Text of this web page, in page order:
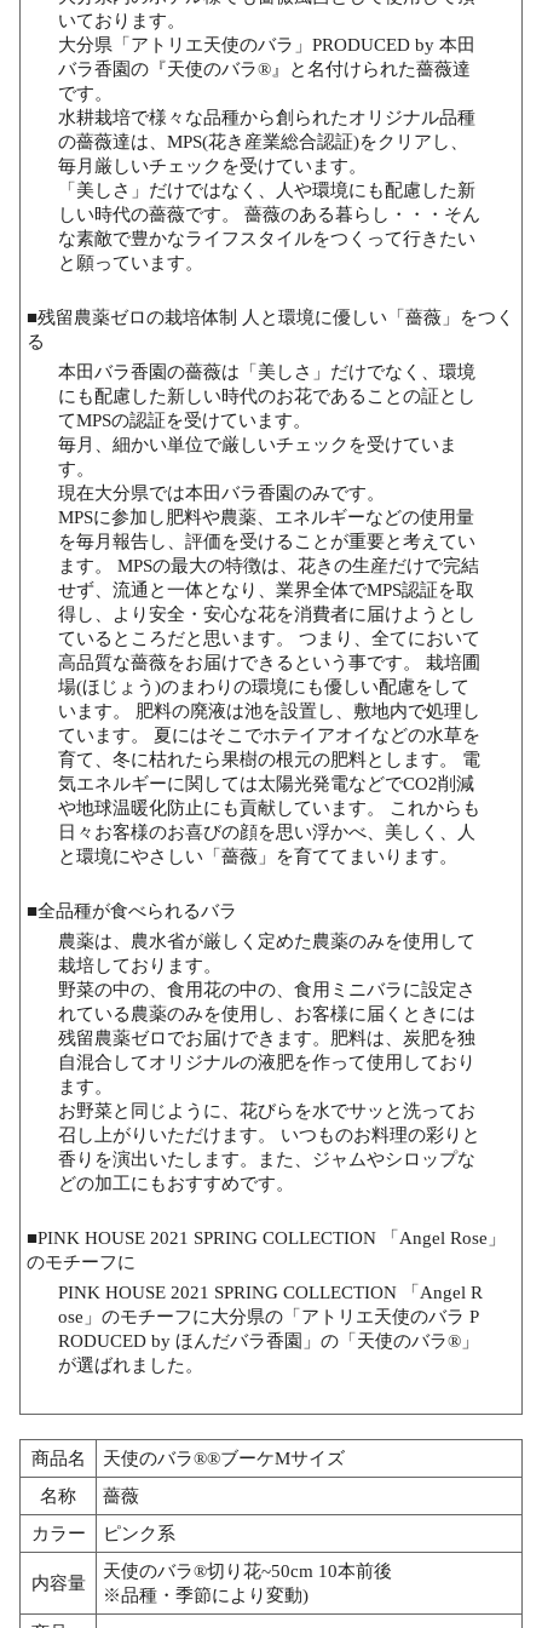
いております。
大分県「アトリエ天使のバラ」PRODUCED by 本田
バラ香園の『天使のバラ®』と名付けられた薔薇達
です。
水耕栽培で様々な品種から創られたオリジナル品種
の薔薇達は、MPS(花き産業総合認証)をクリアし、
毎月厳しいチェックを受けています。
「美しさ」だけではなく、人や環境にも配慮した新
しい時代の薔薇です。 薔薇のある暮らし・・・そん
な素敵で豊かなライフスタイルをつくって行きたい
と願っています。
■残留農薬ゼロの栽培体制 人と環境に優しい「薔薇」をつく
る
本田バラ香園の薔薇は「美しさ」だけでなく、環境
にも配慮した新しい時代のお花であることの証とし
てMPSの認証を受けています。
毎月、細かい単位で厳しいチェックを受けていま
す。
現在大分県では本田バラ香園のみです。
MPSに参加し肥料や農薬、エネルギーなどの使用量
を毎月報告し、評価を受けることが重要と考えてい
ます。 MPSの最大の特徴は、花きの生産だけで完結
せず、流通と一体となり、業界全体でMPS認証を取
得し、より安全・安心な花を消費者に届けようとし
ているところだと思います。 つまり、全てにおいて
高品質な薔薇をお届けできるという事です。 栽培圃
場(ほじょう)のまわりの環境にも優しい配慮をして
います。 肥料の廃液は池を設置し、敷地内で処理し
ています。 夏にはそこでホテイアオイなどの水草を
育て、冬に枯れたら果樹の根元の肥料とします。 電
気エネルギーに関しては太陽光発電などでCO2削減
や地球温暖化防止にも貢献しています。 これからも
日々お客様のお喜びの顔を思い浮かべ、美しく、人
と環境にやさしい「薔薇」を育ててまいります。
■全品種が食べられるバラ
農薬は、農水省が厳しく定めた農薬のみを使用して
栽培しております。
野菜の中の、食用花の中の、食用ミニバラに設定さ
れている農薬のみを使用し、お客様に届くときには
残留農薬ゼロでお届けできます。肥料は、炭肥を独
自混合してオリジナルの液肥を作って使用しており
ます。
お野菜と同じように、花びらを水でサッと洗ってお
召し上がりいただけます。 いつものお料理の彩りと
香りを演出いたします。また、ジャムやシロップな
どの加工にもおすすめです。
■PINK HOUSE 2021 SPRING COLLECTION 「Angel Rose」
のモチーフに
PINK HOUSE 2021 SPRING COLLECTION 「Angel R
ose」のモチーフに大分県の「アトリエ天使のバラ P
RODUCED by ほんだバラ香園」の「天使のバラ®」
が選ばれました。
商品名
天使のバラ®®ブーケMサイズ
名称
薔薇
カラー
ピンク系
内容量
天使のバラ®切り花~50cm 10本前後
※品種・季節により変動)